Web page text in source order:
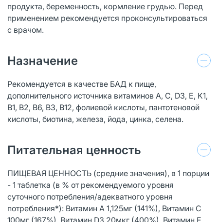
продукта, беременность, кормление грудью. Перед
применением рекомендуется проконсультироваться
с врачом.
Назначение
Рекомендуется в качестве БАД к пище,
дополнительного источника витаминов A, C, D3, E, K1,
B1, B2, B6, B3, B12, фолиевой кислоты, пантотеновой
кислоты, биотина, железа, йода, цинка, селена.
Питательная ценность
ПИЩЕВАЯ ЦЕННОСТЬ (средние значения), в 1 порции
- 1 таблетка (в % от рекомендуемого уровня
суточного потребления/адекватного уровня
потребления*): Витамин А 1,125мг (141%), Витамин C
100мг (167%), Витамин D3 20мкг (400%), Витамин E